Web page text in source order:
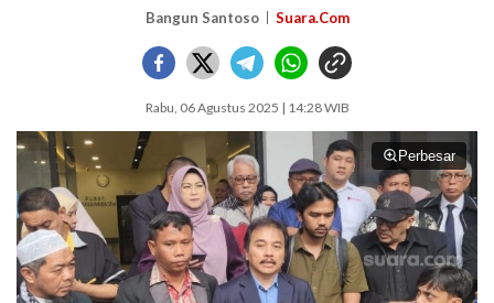
Bangun Santoso Suara.Com
Rabu, 06 Agustus 2025 | 14:28 WIB
Perbesar